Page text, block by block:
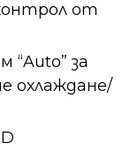
от
за
охлаждане/